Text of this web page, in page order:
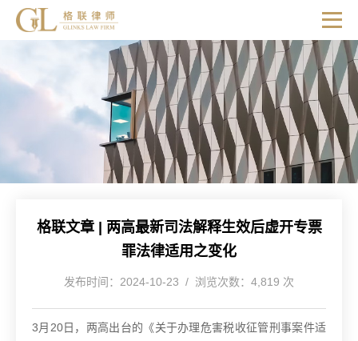
格联文章 | 两高最新司法解释生效后虚开专票
罪法律适用之变化
发布时间：2024-10-23 / 浏览次数：4,819 次
3月20日，两高出台的《关于办理危害税收征管刑事案件适